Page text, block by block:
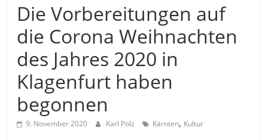
Die Vorbereitungen auf
die Corona Weihnachten
des Jahres 2020 in
Klagenfurt haben
begonnen
9. November 2020 Karl Pölz Kärnten, Kultur